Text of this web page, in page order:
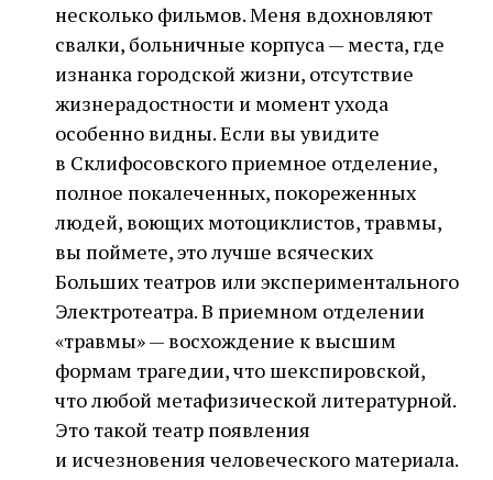
несколько фильмов. Меня вдохновляют
свалки, больничные корпуса — места, где
изнанка городской жизни, отсутствие
жизнерадостности и момент ухода
особенно видны. Если вы увидите
в Склифосовского приемное отделение,
полное покалеченных, покореженных
людей, воющих мотоциклистов, травмы,
вы поймете, это лучше всяческих
Больших театров или экспериментального
Электротеатра. В приемном отделении
«травмы» — восхождение к высшим
формам трагедии, что шекспировской,
что любой метафизической литературной.
Это такой театр появления
и исчезновения человеческого материала.